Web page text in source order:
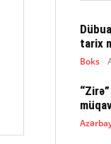
tarix
Boks